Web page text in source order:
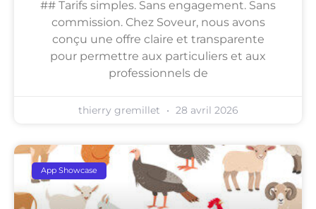
## Tarifs simples. Sans engagement. Sans
commission. Chez Soveur, nous avons
conçu une offre claire et transparente
pour permettre aux particuliers et aux
professionnels de
thierry gremillet 28 avril 2026
App Showcase